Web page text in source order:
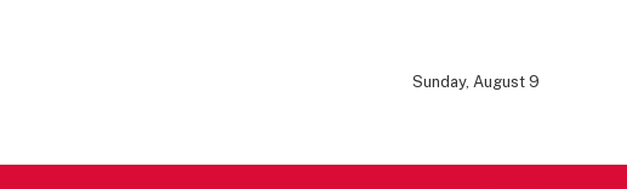
Sunday, August 9